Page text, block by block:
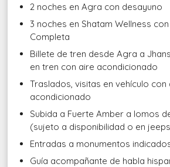
2 noches en Agra con desayuno
3 noches en Shatam Wellness
Completa
Billete de tren desde Agra a
en tren con aire acondicionado
Traslados, visitas en vehículo con
acondicionado
Subida a Fuerte Amber a lomos
(sujeto a disponibilidad o en
Entradas a monumentos
Guía acompañante de habla